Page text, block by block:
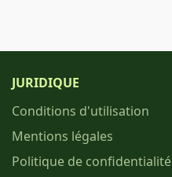
JURIDIQUE
Conditions d'utilisation
Mentions légales
Politique de confidentialité